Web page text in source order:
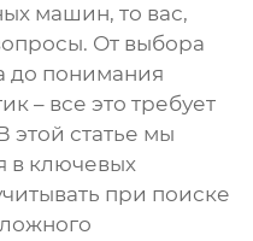
машин, то вас,
От выбора
до понимания
– все это требует
этой статье мы
в ключевых
при поиске